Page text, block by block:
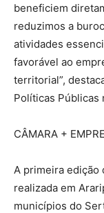
beneficiem
reduzimos a
atividades
favorável ao
territorial”,
Políticas Públicas
CÂMARA +
A primeira edição
realizada em
municípios do